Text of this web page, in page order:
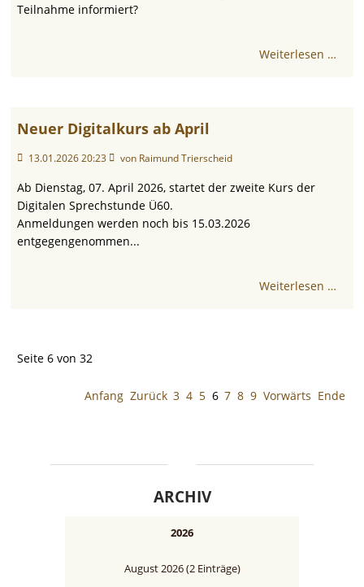
Teilnahme informiert?
Weiterlesen …
Neuer Digitalkurs ab April
13.01.2026 20:23 von Raimund Trierscheid
Ab Dienstag, 07. April 2026, startet der zweite Kurs der
Digitalen Sprechstunde Ü60.
Anmeldungen werden noch bis 15.03.2026
entgegengenommen...
Weiterlesen …
Seite 6 von 32
Anfang Zurück 3 4 5 6 7 8 9 Vorwärts Ende
ARCHIV
2026
August 2026 (2 Einträge)